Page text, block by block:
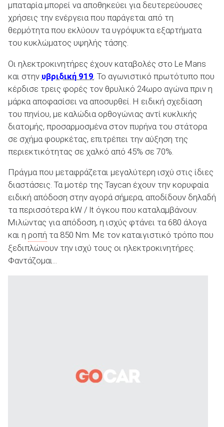
μπαταρία μπορεί να αποθηκεύει για δευτερεύουσες
χρήσεις την ενέργεια που παράγεται από τη
θερμότητα που εκλύουν τα υγρόψυκτα εξαρτήματα
του κυκλώματος υψηλής τάσης.
Οι ηλεκτροκινητήρες έχουν καταβολές στο Le Mans
και στην υβριδική 919 . Το αγωνιστικό πρωτότυπο που
κέρδισε τρεις φορές τον θρυλικό 24ωρο αγώνα πριν η
μάρκα αποφασίσει να αποσυρθεί. Η ειδική σχεδίαση
του πηνίου, με καλώδια ορθογώνιας αντί κυκλικής
διατομής, προσαρμοσμένα στον πυρήνα του στάτορα
σε σχήμα φουρκέτας, επιτρέπει την αύξηση της
περιεκτικότητας σε χαλκό από 45% σε 70%.
Πράγμα που μεταφράζεται μεγαλύτερη ισχύ στις ίδιες
διαστάσεις. Τα μοτέρ της Taycan έχουν την κορυφαία
ειδική απόδοση στην αγορά σήμερα, αποδίδουν δηλαδή
τα περισσότερα kW / lt όγκου που καταλαμβάνουν.
Μιλώντας για απόδοση, η ισχύς φτάνει τα 680 άλογα
και η ροπή τα 850 Nm. Με τον καταιγιστικό τρόπο που
ξεδιπλώνουν την ισχύ τους οι ηλεκτροκινητήρες.
Φαντάζομαι...